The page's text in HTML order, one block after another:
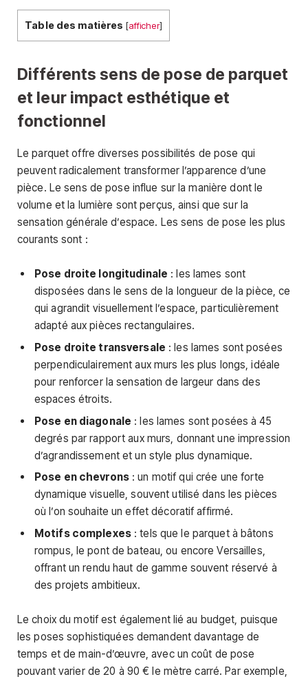
Table des matières [afficher]
Différents sens de pose de parquet
et leur impact esthétique et
fonctionnel
Le parquet offre diverses possibilités de pose qui
peuvent radicalement transformer l’apparence d’une
pièce. Le sens de pose influe sur la manière dont le
volume et la lumière sont perçus, ainsi que sur la
sensation générale d’espace. Les sens de pose les plus
courants sont :
Pose droite longitudinale : les lames sont
disposées dans le sens de la longueur de la pièce, ce
qui agrandit visuellement l’espace, particulièrement
adapté aux pièces rectangulaires.
Pose droite transversale : les lames sont posées
perpendiculairement aux murs les plus longs, idéale
pour renforcer la sensation de largeur dans des
espaces étroits.
Pose en diagonale : les lames sont posées à 45
degrés par rapport aux murs, donnant une impression
d’agrandissement et un style plus dynamique.
Pose en chevrons: un motif qui crée une forte
dynamique visuelle, souvent utilisé dans les pièces
où l’on souhaite un effet décoratif affirmé.
Motifs complexes: tels que le parquet à bâtons
rompus, le pont de bateau, ou encore Versailles,
offrant un rendu haut de gamme souvent réservé à
des projets ambitieux.
Le choix du motif est également lié au budget, puisque
les poses sophistiquées demandent davantage de
temps et de main-d’œuvre, avec un coût de pose
pouvant varier de 20 à 90 € le mètre carré. Par exemple,